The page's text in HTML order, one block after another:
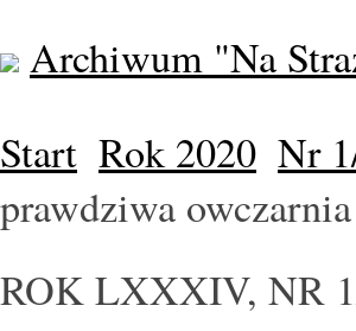
Archiwum "Na
Start Rok 2020 Nr
prawdziwa owczarnia
ROK LXXXIV, NR